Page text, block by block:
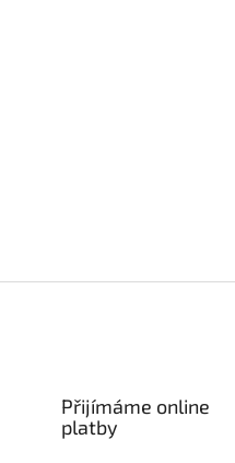
Přijímáme online
platby